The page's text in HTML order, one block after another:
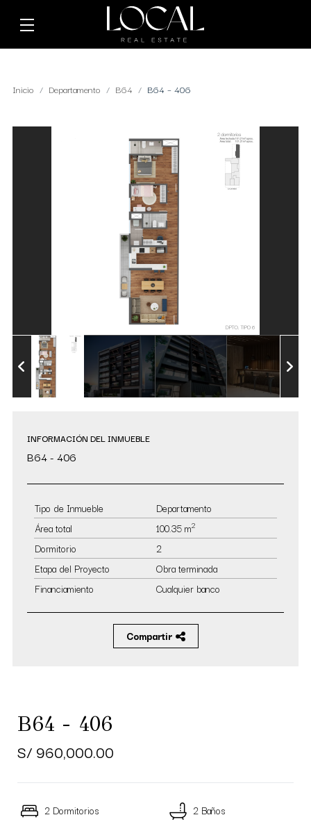
Inicio Departamento B64 B64 – 406
INFORMACIÓN DEL INMUEBLE
B64 - 406
Tipo de Inmueble
Departamento
Área total
100.35 m2
Dormitorio
2
Etapa del Proyecto
Obra terminada
Financiamiento
Cualquier banco
Compartir
B64 - 406
S/ 960,000.00
2 Dormitorios 2 Baños